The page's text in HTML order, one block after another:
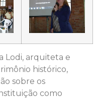
Lodi, arquiteta e
histórico,
sobre os
como